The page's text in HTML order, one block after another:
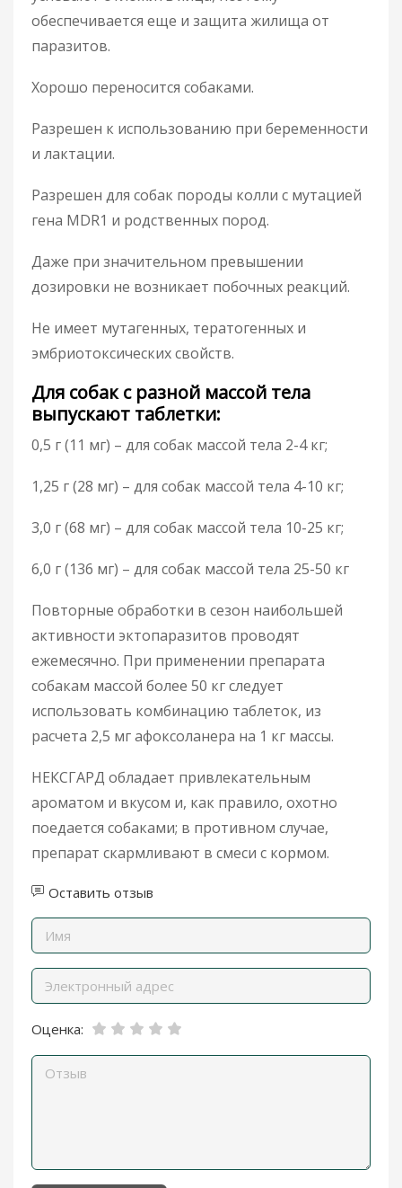
обеспечивается еще и защита жилища от
паразитов.
Хорошо переносится собаками.
Разрешен к использованию при беременности
и лактации.
Разрешен для собак породы колли с мутацией
гена MDR1 и родственных пород.
Даже при значительном превышении
дозировки не возникает побочных реакций.
Не имеет мутагенных, тератогенных и
эмбриотоксических свойств.
Для собак с разной массой тела
выпускают таблетки:
0,5 г (11 мг) – для собак массой тела 2-4 кг;
1,25 г (28 мг) – для собак массой тела 4-10 кг;
3,0 г (68 мг) – для собак массой тела 10-25 кг;
6,0 г (136 мг) – для собак массой тела 25-50 кг
Повторные обработки в сезон наибольшей
активности эктопаразитов проводят
ежемесячно. При применении препарата
собакам массой более 50 кг следует
использовать комбинацию таблеток, из
расчета 2,5 мг афоксоланера на 1 кг массы.
НЕКСГАРД обладает привлекательным
ароматом и вкусом и, как правило, охотно
поедается собаками; в противном случае,
препарат скармливают в смеси с кормом.
Оставить отзыв
Оценка: